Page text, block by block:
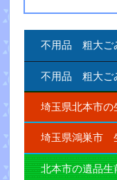
不用品 粗大ご
不用品 粗大ご
埼玉県北本市の
埼玉県鴻巣市
北本市の遺品